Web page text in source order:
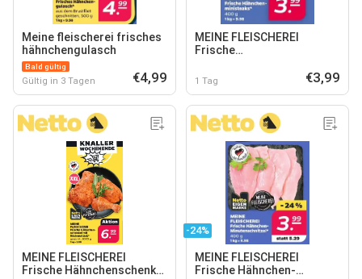
Meine fleischerei frisches
hähnchengulasch
Bald gültig
Gültig in 3 Tagen €4,99
MEINE FLEISCHEREI
Frische
1 Tag €3,99
MEINE FLEISCHEREI
Frische Hähnchenschenkel
-24%
MEINE FLEISCHEREI
Frische Hähnchen-